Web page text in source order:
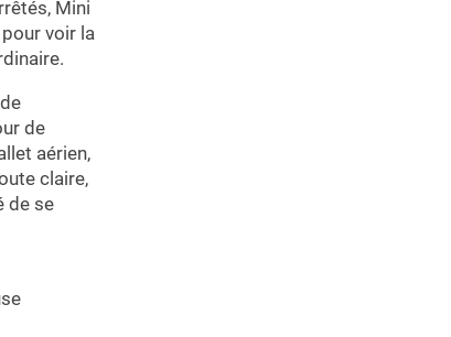
Mini
voir la
de
aérien,
claire,
de se